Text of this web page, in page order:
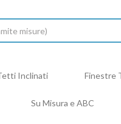
Inclinati Finestre
Su Misura e ABC